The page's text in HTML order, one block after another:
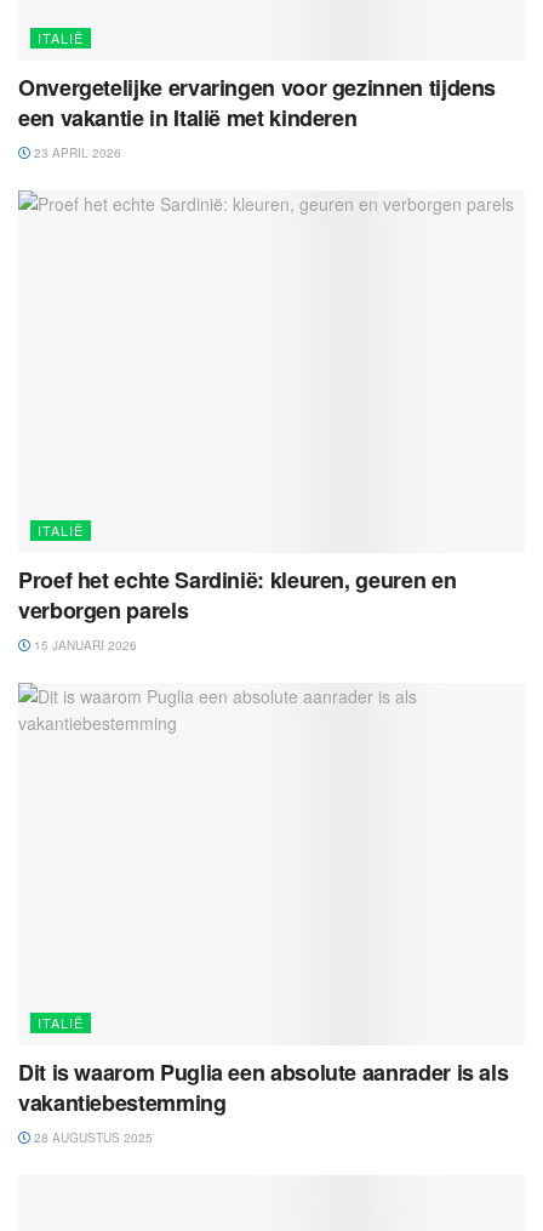
ITALIË
Onvergetelijke ervaringen voor gezinnen tijdens
een vakantie in Italië met kinderen
23 APRIL 2026
ITALIË
Proef het echte Sardinië: kleuren, geuren en
verborgen parels
15 JANUARI 2026
ITALIË
Dit is waarom Puglia een absolute aanrader is als
vakantiebestemming
28 AUGUSTUS 2025